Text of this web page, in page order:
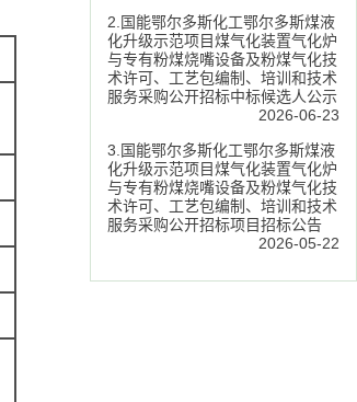
2.国能鄂尔多斯化工鄂尔多斯煤液
化升级示范项目煤气化装置气化炉
与专有粉煤烧嘴设备及粉煤气化技
术许可、工艺包编制、培训和技术
服务采购公开招标中标候选人公示
2026-06-23
3.国能鄂尔多斯化工鄂尔多斯煤液
化升级示范项目煤气化装置气化炉
与专有粉煤烧嘴设备及粉煤气化技
术许可、工艺包编制、培训和技术
服务采购公开招标项目招标公告
2026-05-22